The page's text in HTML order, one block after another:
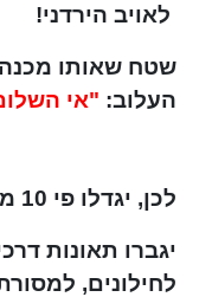
לאויב הירדני!
שטח שאותו מכנה
העלוב: "אי
לכן, יגדלו פי 10 מקרי
יגברו תאונות
לחילונים,